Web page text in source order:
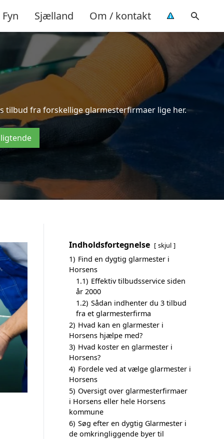
Fyn Sjælland Om / kontakt
tilbud fra forskellige glarmesterfirmaer lige her.
Indholdsfortegnelse skjul
1) Find en dygtig glarmester i
Horsens
1.1) Effektiv tilbudsservice siden
år 2000
1.2) Sådan indhenter du 3 tilbud
fra et glarmesterfirma
2) Hvad kan en glarmester i
Horsens hjælpe med?
3) Hvad koster en glarmester i
Horsens?
4) Fordele ved at vælge glarmester i
Horsens
5) Oversigt over glarmesterfirmaer
i Horsens eller hele Horsens
kommune
6) Søg efter en dygtig Glarmester i
de omkringliggende byer til